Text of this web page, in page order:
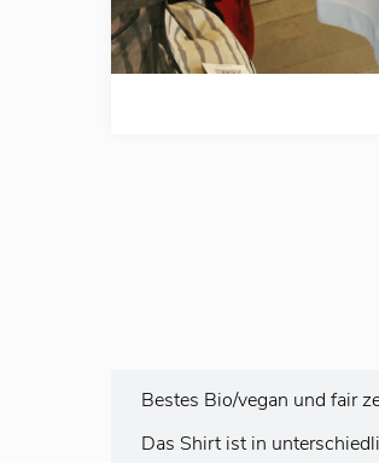
Bestes Bio/vegan und fair
Das Shirt ist in